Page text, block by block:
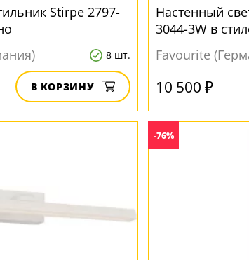
Stirpe 2797-
8 шт.
В КОРЗИНУ
Настенный
3044-3W в
Favourite
10 500 ₽
-76%